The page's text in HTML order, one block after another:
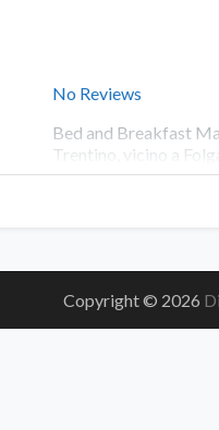
No Reviews
Bed and Breakfast
Trentino, vicino a
Copyright © 2026